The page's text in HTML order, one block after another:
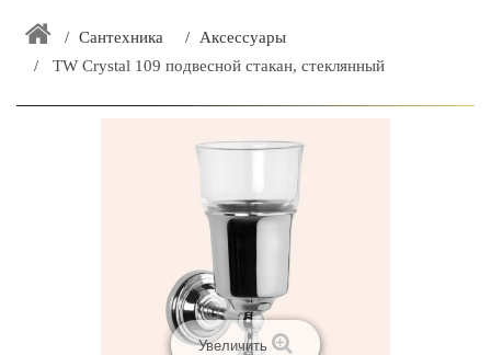
ЗАКАЗАТЬ РАСЧЕТ КУХНИ CAPRIGO
Сантехника
Аксессуары
TW Crystal 109 подвесной cтакан, стеклянный
Увеличить